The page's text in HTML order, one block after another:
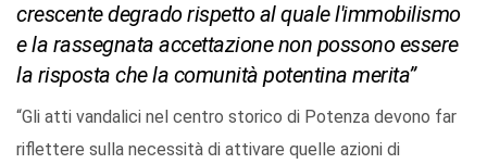
crescente degrado rispetto al quale l'immobilismo
e la rassegnata accettazione non possono essere
la risposta che la comunità potentina merita”
“Gli atti vandalici nel centro storico di Potenza devono far
riflettere sulla necessità di attivare quelle azioni di